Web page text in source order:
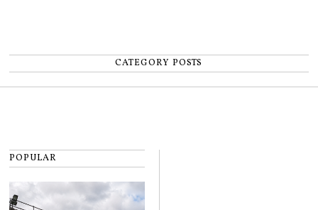
CATEGORY POSTS
POPULAR